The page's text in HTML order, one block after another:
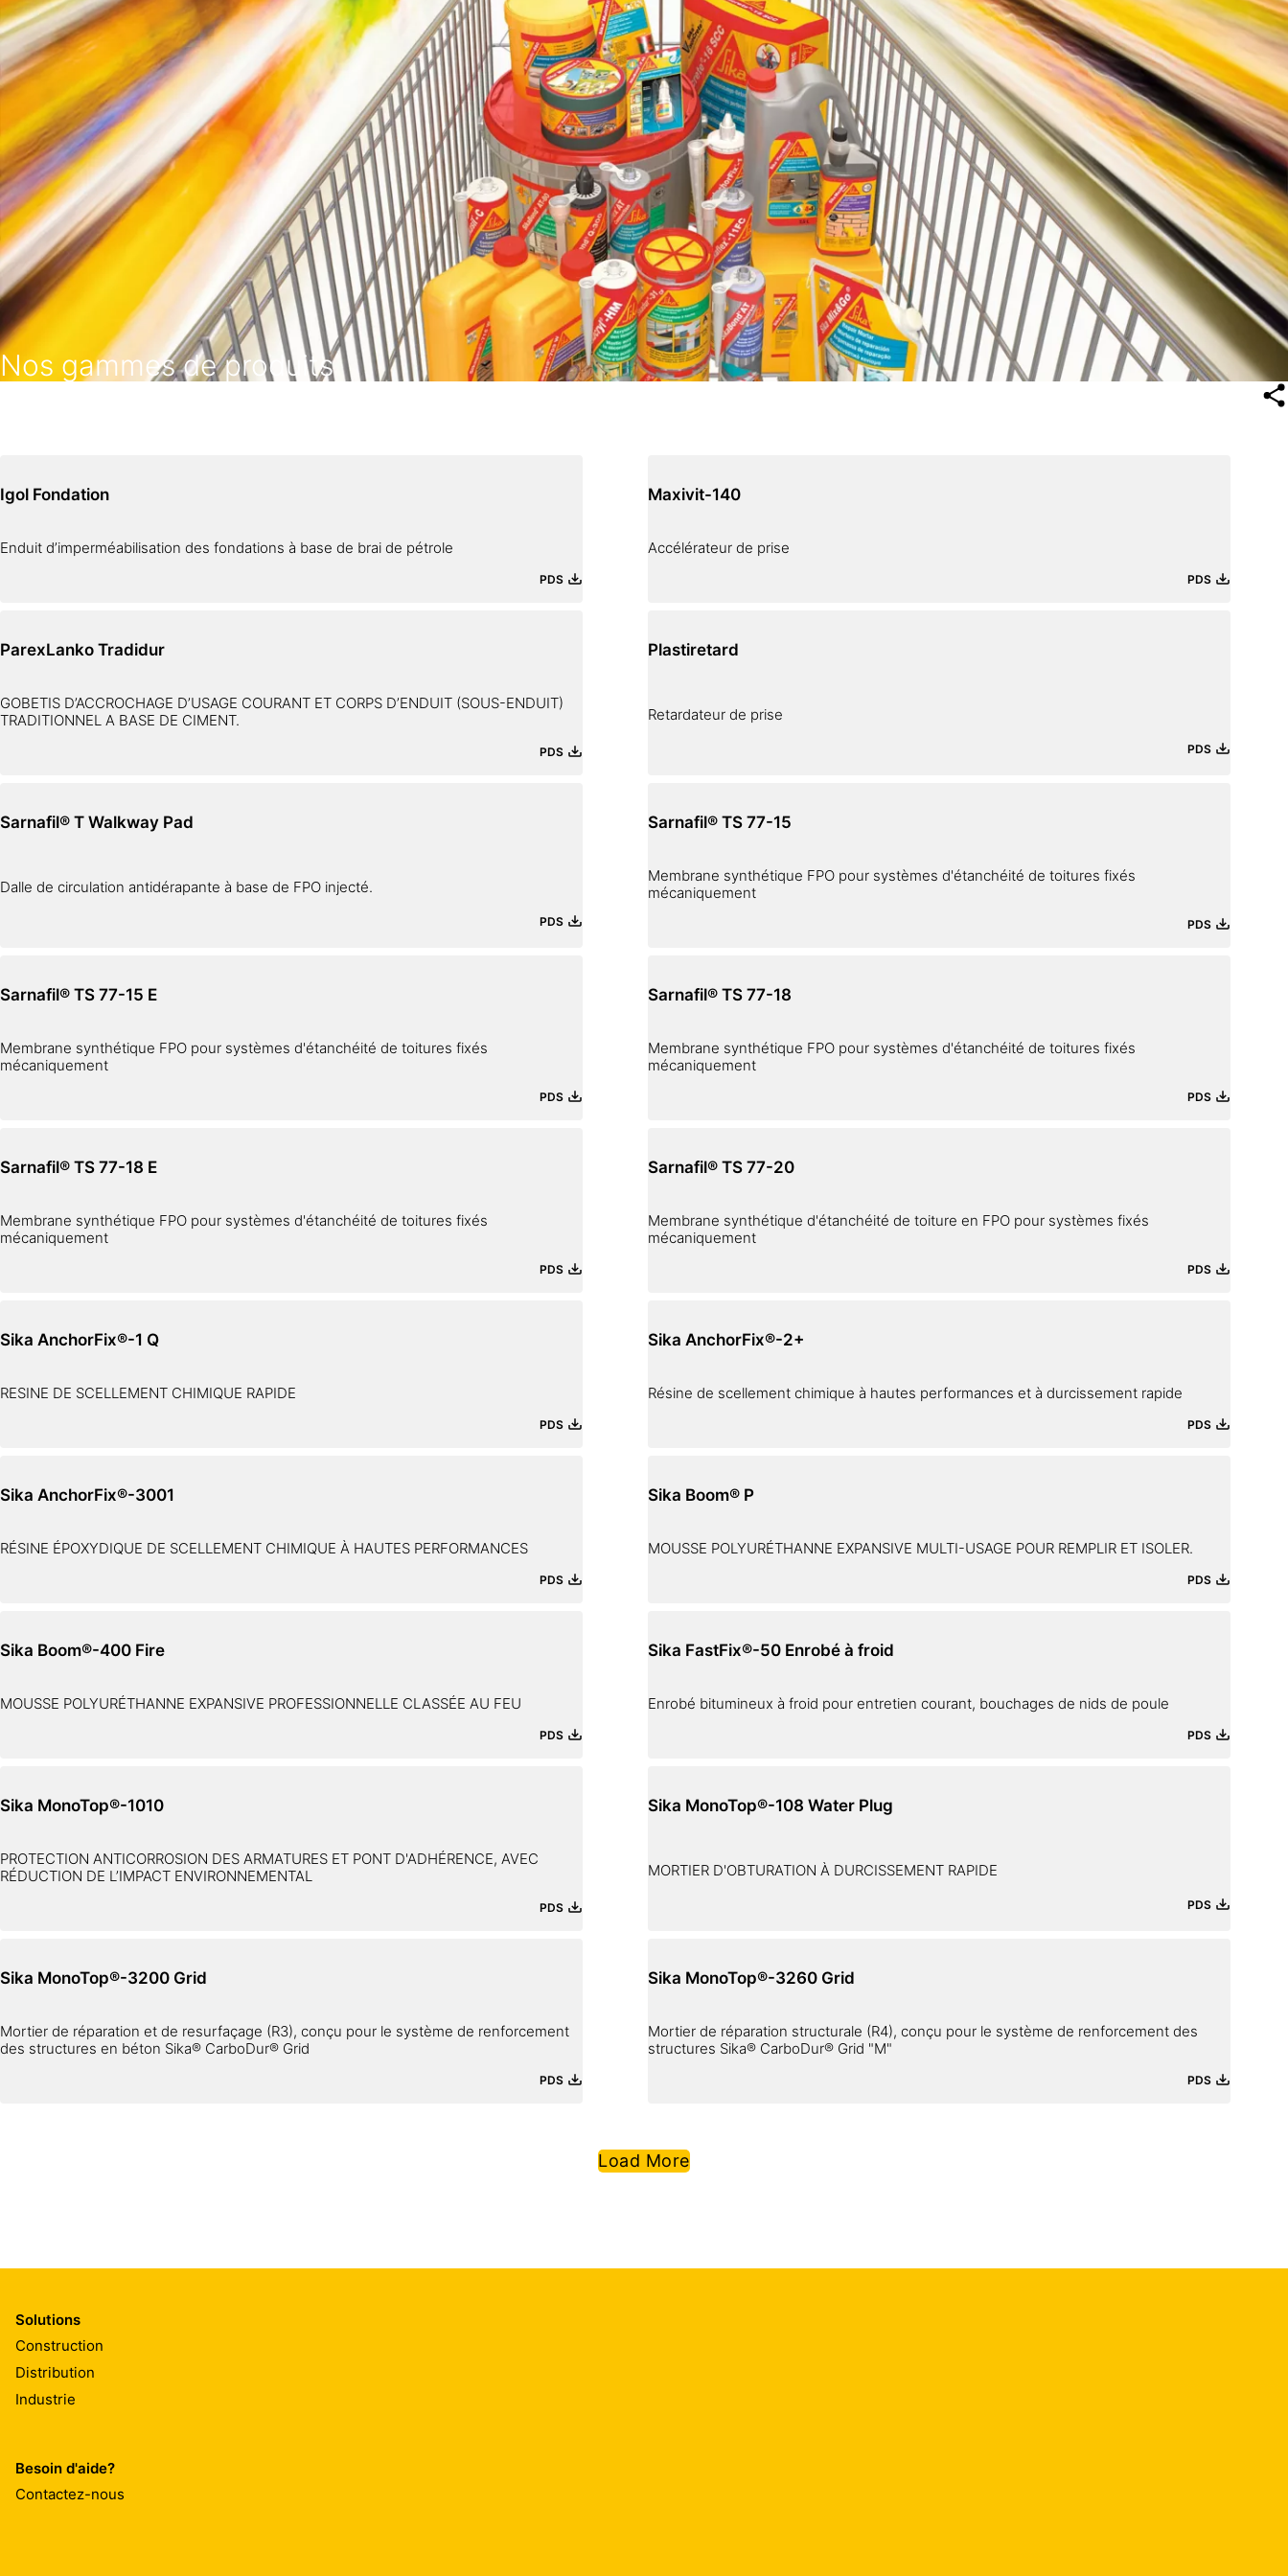
Nos gammes de produits
Igol Fondation
Enduit d’imperméabilisation des fondations à base de brai de pétrole
PDS
Maxivit-140
Accélérateur de prise
PDS
ParexLanko Tradidur
GOBETIS D’ACCROCHAGE D’USAGE COURANT ET CORPS D’ENDUIT (SOUS-ENDUIT)
TRADITIONNEL A BASE DE CIMENT.
PDS
Plastiretard
Retardateur de prise
PDS
Sarnafil® T Walkway Pad
Dalle de circulation antidérapante à base de FPO injecté.
PDS
Sarnafil® TS 77-15
Membrane synthétique FPO pour systèmes d'étanchéité de toitures fixés
mécaniquement
PDS
Sarnafil® TS 77-15 E
Membrane synthétique FPO pour systèmes d'étanchéité de toitures fixés
mécaniquement
PDS
Sarnafil® TS 77-18
Membrane synthétique FPO pour systèmes d'étanchéité de toitures fixés
mécaniquement
PDS
Sarnafil® TS 77-18 E
Membrane synthétique FPO pour systèmes d'étanchéité de toitures fixés
mécaniquement
PDS
Sarnafil® TS 77-20
Membrane synthétique d'étanchéité de toiture en FPO pour systèmes fixés
mécaniquement
PDS
Sika AnchorFix®-1 Q
RESINE DE SCELLEMENT CHIMIQUE RAPIDE
PDS
Sika AnchorFix®-2+
Résine de scellement chimique à hautes performances et à durcissement rapide
PDS
Sika AnchorFix®-3001
RÉSINE ÉPOXYDIQUE DE SCELLEMENT CHIMIQUE À HAUTES PERFORMANCES
PDS
Sika Boom® P
MOUSSE POLYURÉTHANNE EXPANSIVE MULTI-USAGE POUR REMPLIR ET ISOLER.
PDS
Sika Boom®-400 Fire
MOUSSE POLYURÉTHANNE EXPANSIVE PROFESSIONNELLE CLASSÉE AU FEU
PDS
Sika FastFix®-50 Enrobé à froid
Enrobé bitumineux à froid pour entretien courant, bouchages de nids de poule
PDS
Sika MonoTop®-1010
PROTECTION ANTICORROSION DES ARMATURES ET PONT D'ADHÉRENCE, AVEC
RÉDUCTION DE L’IMPACT ENVIRONNEMENTAL
PDS
Sika MonoTop®-108 Water Plug
MORTIER D'OBTURATION À DURCISSEMENT RAPIDE
PDS
Sika MonoTop®-3200 Grid
Mortier de réparation et de resurfaçage (R3), conçu pour le système de renforcement
des structures en béton Sika® CarboDur® Grid
PDS
Sika MonoTop®-3260 Grid
Mortier de réparation structurale (R4), conçu pour le système de renforcement des
structures Sika® CarboDur® Grid "M"
PDS
Load More
Solutions
Construction
Distribution
Industrie
Besoin d'aide?
Contactez-nous